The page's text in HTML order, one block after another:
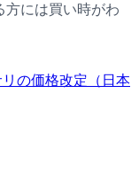
方には買い時がわ
リの価格改定（日本